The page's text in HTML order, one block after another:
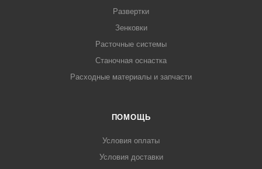
Развертки
Зенковки
Расточные системы
Станочная оснастка
Расходные материалы и запчасти
ПОМОЩЬ
Условия оплаты
Условия доставки